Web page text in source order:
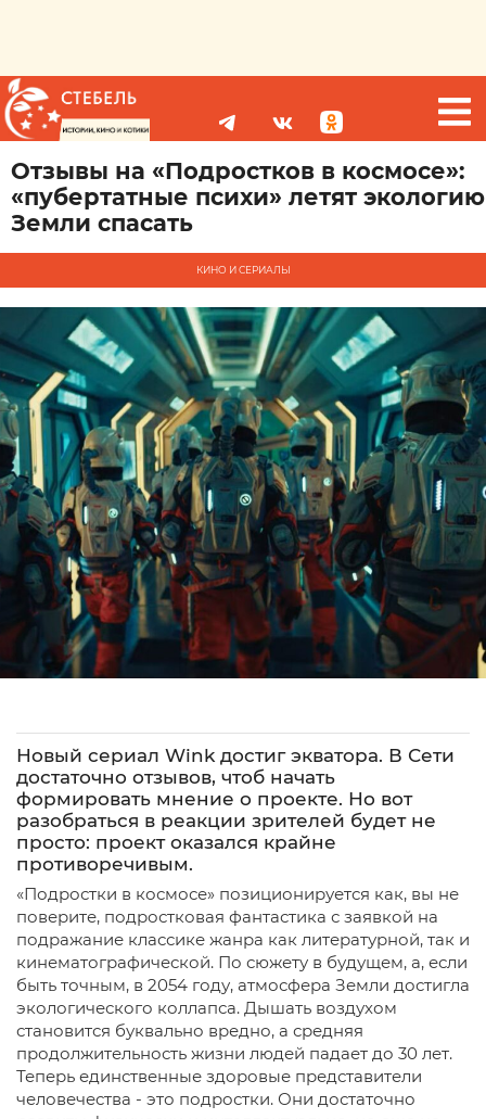
Отзывы на «Подростков в космосе»:
«пубертатные психи» летят экологию
Земли спасать
КИНО И СЕРИАЛЫ
Новый сериал Wink достиг экватора. В Сети
достаточно отзывов, чтоб начать
формировать мнение о проекте. Но вот
разобраться в реакции зрителей будет не
просто: проект оказался крайне
противоречивым.
«Подростки в космосе» позиционируется как, вы не
поверите, подростковая фантастика с заявкой на
подражание классике жанра как литературной, так и
кинематографической. По сюжету в будущем, а, если
быть точным, в 2054 году, атмосфера Земли достигла
экологического коллапса. Дышать воздухом
становится буквально вредно, а средняя
продолжительность жизни людей падает до 30 лет.
Теперь единственные здоровые представители
человечества - это подростки. Они достаточно